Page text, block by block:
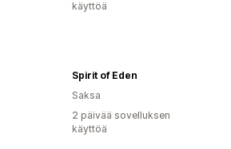
käyttöä
Spirit of Eden
Saksa
2 päivää sovelluksen
käyttöä